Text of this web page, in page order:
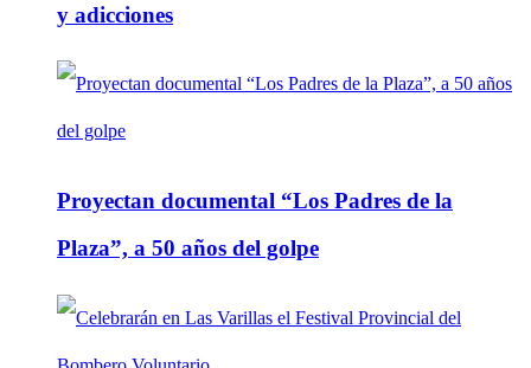
y adicciones
Proyectan documental “Los Padres de la
Plaza”, a 50 años del golpe